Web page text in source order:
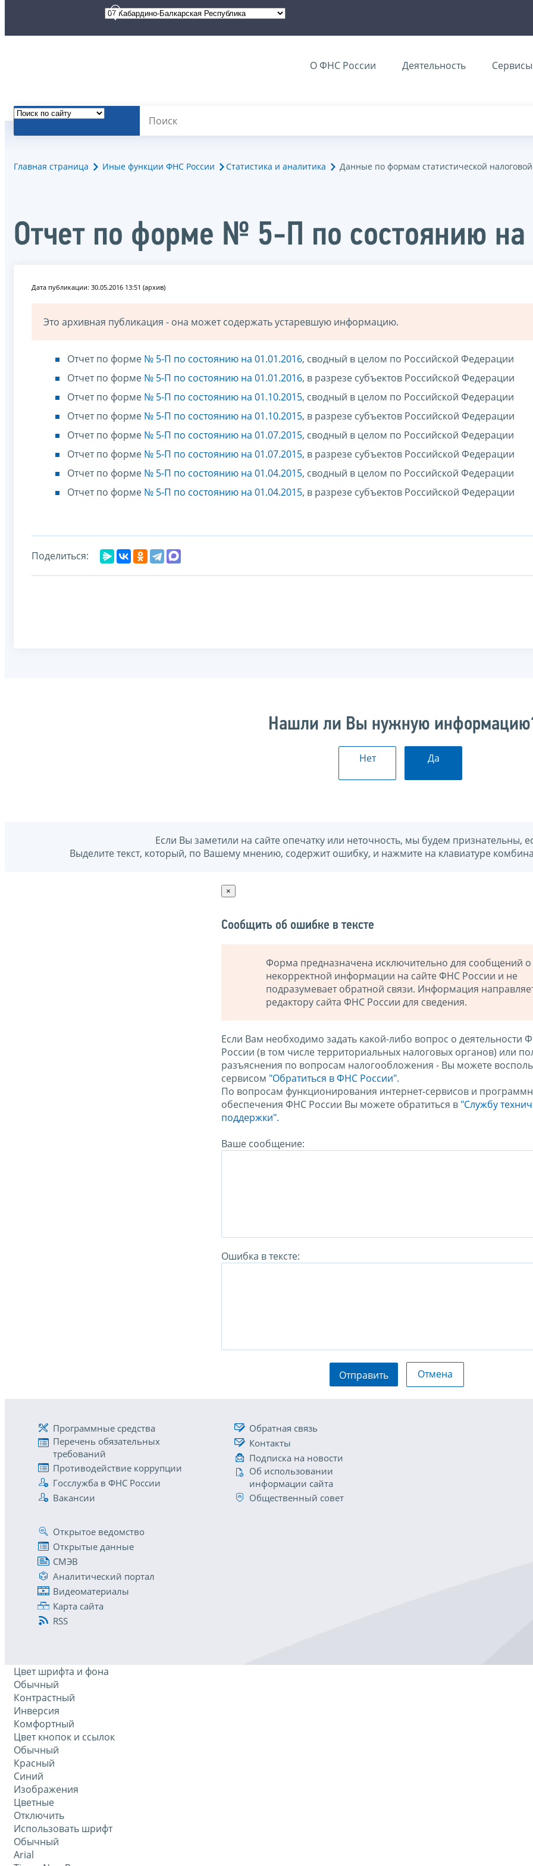
О ФНС России Деятельность Сервисы
Главная страница Иные функции ФНС России Статистика и аналитика Данные по формам статистической
Отчет по форме № 5-П по состоянию на
Дата публикации: 30.05.2016 13:51 (архив)
Это архивная публикация - она может содержать устаревшую информацию.
Отчет по форме № 5-П по состоянию на 01.01.2016, сводный в целом по Российской Федерации
Отчет по форме № 5-П по состоянию на 01.01.2016, в разрезе субъектов Российской Федерации
Отчет по форме № 5-П по состоянию на 01.10.2015, сводный в целом по Российской Федерации
Отчет по форме № 5-П по состоянию на 01.10.2015, в разрезе субъектов Российской Федерации
Отчет по форме № 5-П по состоянию на 01.07.2015, сводный в целом по Российской Федерации
Отчет по форме № 5-П по состоянию на 01.07.2015, в разрезе субъектов Российской Федерации
Отчет по форме № 5-П по состоянию на 01.04.2015, сводный в целом по Российской Федерации
Отчет по форме № 5-П по состоянию на 01.04.2015, в разрезе субъектов Российской Федерации
Поделиться:
Нашли ли Вы нужную
Нет Да
Если Вы заметили на сайте опечатку или неточность, мы будем признательны,
Выделите текст, который, по Вашему мнению, содержит ошибку, и нажмите на клавиатуре
×
Сообщить об ошибке в тексте
Форма предназначена исключительно для сообщений о
некорректной информации на сайте ФНС России и не
подразумевает обратной связи. Информация
редактору сайта ФНС России для сведения.
Если Вам необходимо задать какой-либо вопрос о деятельности
России (в том числе территориальных налоговых органов) или
разъяснения по вопросам налогообложения - Вы можете
сервисом "Обратиться в ФНС России".
По вопросам функционирования интернет-сервисов и
обеспечения ФНС России Вы можете обратиться в "Службу
поддержки".
Ваше сообщение:
Ошибка в тексте:
Отправить Отмена
Программные средства
Перечень обязательных
требований
Противодействие коррупции
Госслужба в ФНС России
Вакансии
Обратная связь
Контакты
Подписка на новости
Об использовании
информации сайта
Общественный совет
Открытое ведомство
Открытые данные
СМЭВ
Аналитический портал
Видеоматериалы
Карта сайта
RSS
Цвет шрифта и фона
Обычный
Контрастный
Инверсия
Комфортный
Цвет кнопок и ссылок
Обычный
Красный
Синий
Изображения
Цветные
Отключить
Использовать шрифт
Обычный
Arial